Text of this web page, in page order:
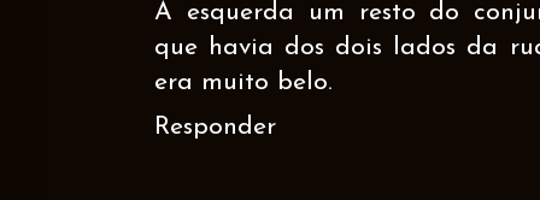
Á esquerda um resto do
que havia dos dois lados da
era muito belo.
Responder